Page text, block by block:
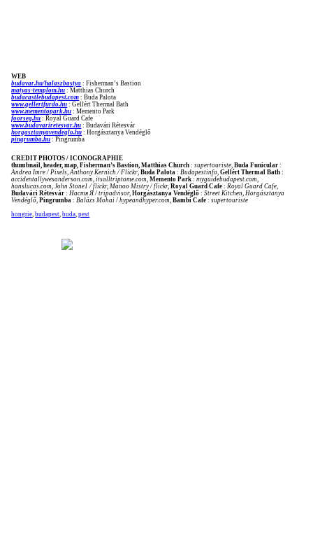
WEB
budavar.hu/halaszbastya : Fisherman’s Bastion
matyas-templom.hu : Matthias Church
budacastlebudapest.com : Buda Palota
www.gellertfurdo.hu : Gellért Thermal Bath
www.mementopark.hu : Memento Park
foorseg.hu : Royal Guard Cafe
www.budavariretesvar.hu : Budavári Rétesvár
horgasztanyavendeglo.hu : Horgásztanya Vendéglő
pingrumba.hu : Pingrumba
CREDIT PHOTOS / ICONOGRAPHIE
thumbnail, header, map, Fisherman’s Bastion, Matthias Church:supertouriste,Buda Funicular :
Andrea Imre / Pixels, Anthony Kernich / Flickr,Buda Palota :Budapestinfo,Gellért Thermal Bath :
accidentallywesanderson.com, itsalltriptome.com,Memento Park :myguidebudapest.com,
hanslucas.com, John Stone1 / flickr, Manoo Mistry / flickr,Royal Guard Cafe :Royal Guard Cafe,
Budavári Rétesvár:Настя Я / tripadvisor, Horgásztanya Vendéglő :Street Kitchen, Horgásztanya
Vendéglő,Pingrumba:Balázs Mohai / hypeandhyper.com, Bambi Cafe :supertouriste
hongrie,budapest,buda,pest